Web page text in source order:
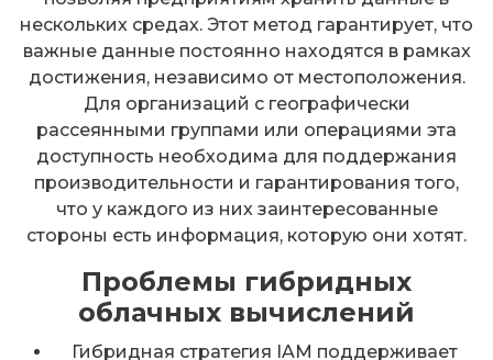
нескольких средах. Этот метод гарантирует, что
важные данные постоянно находятся в рамках
достижения, независимо от местоположения.
Для организаций с географически
рассеянными группами или операциями эта
доступность необходима для поддержания
производительности и гарантирования того,
что у каждого из них заинтересованные
стороны есть информация, которую они хотят.
Проблемы гибридных
облачных вычислений
Гибридная стратегия IAM поддерживает